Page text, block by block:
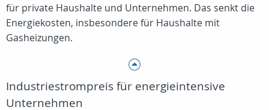
für private Haushalte und Unternehmen. Das senkt die
Energiekosten, insbesondere für Haushalte mit
Gasheizungen.
Industriestrompreis für energieintensive
Unternehmen